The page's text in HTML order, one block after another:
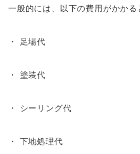
一般的には、以下の費用がかかる
・ 足場代
・ 塗装代
・ シーリング代
・ 下地処理代